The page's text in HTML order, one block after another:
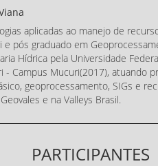
aplicadas ao manejo de
e pós graduado em
Hídrica pela Universidade
- Campus Mucuri(2017), atuando
geoprocessamento, SIGs e
e na Valleys Brasil.
PARTICIPANTES